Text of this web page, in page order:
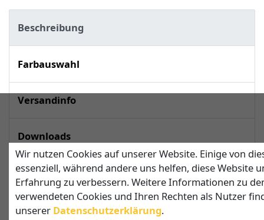
Beschreibung
Farbauswahl
Versandinfo
Downloads
techn. Daten
Wir nutzen Cookies auf unserer Website. Einige von
essenziell, während andere uns helfen, diese Website
Erfahrung zu verbessern. Weitere Informationen zu
verwendeten Cookies und Ihren Rechten als Nutzer
unserer Daten­schutz­erklärung.